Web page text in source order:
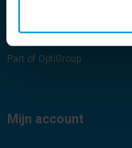
Werken bij
Part of OptiGroup
Mijn account